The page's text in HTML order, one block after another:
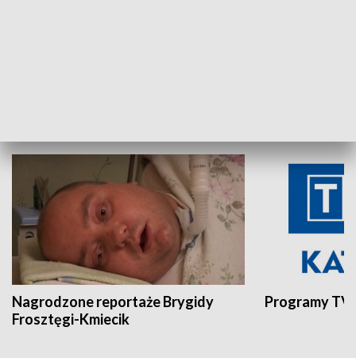
Nagrodzone reportaże Brygidy
Frosztęgi-Kmiecik
Programy